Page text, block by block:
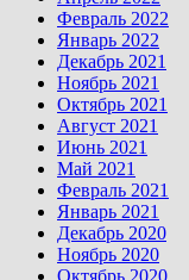
Февраль 2022
Январь 2022
Декабрь 2021
Ноябрь 2021
Октябрь 2021
Август 2021
Июнь 2021
Май 2021
Февраль 2021
Январь 2021
Декабрь 2020
Ноябрь 2020